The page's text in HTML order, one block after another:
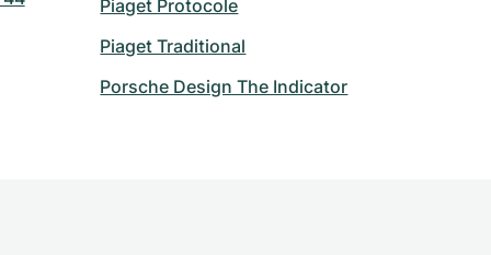
Piaget Protocole
Piaget Traditional
Porsche Design The Indicator